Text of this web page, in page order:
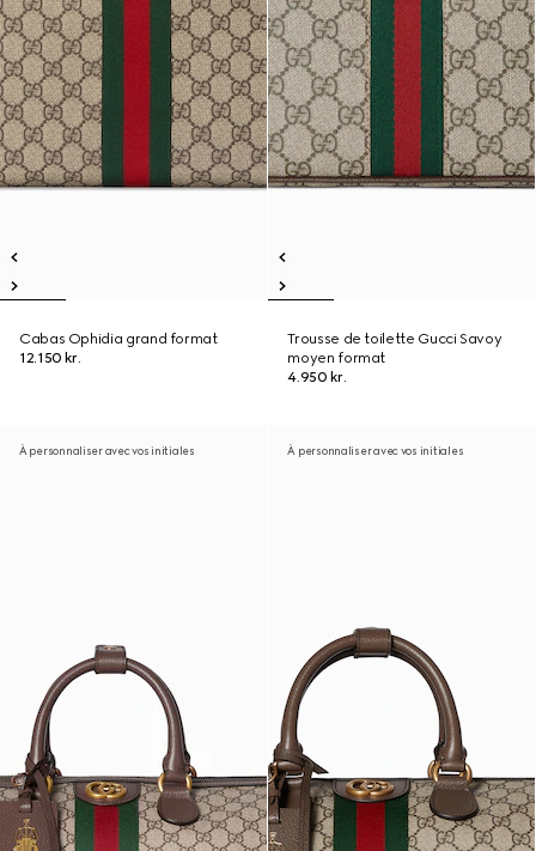
Cabas Ophidia grand format
12.150 kr.
Trousse de toilette Gucci Savoy
moyen format
4.950 kr.
À personnaliser avec vos initiales À personnaliser avec vos initiales